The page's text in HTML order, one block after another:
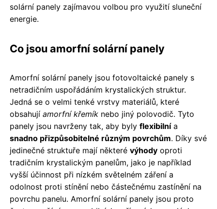
solární panely zajímavou volbou pro využití sluneční
energie.
Co jsou amorfní solární panely
Amorfní solární panely jsou fotovoltaické panely s
netradičním uspořádáním krystalických struktur.
Jedná se o velmi tenké vrstvy materiálů, které
obsahují amorfní křemík nebo jiný polovodič. Tyto
panely jsou navrženy tak, aby byly flexibilnía
snadno přizpůsobitelné různým povrchům. Díky své
jedinečné struktuře mají některé výhody oproti
tradičním krystalickým panelům, jako je například
vyšší účinnost při nízkém světelném záření a
odolnost proti stínění nebo částečnému zastínění na
povrchu panelu. Amorfní solární panely jsou proto